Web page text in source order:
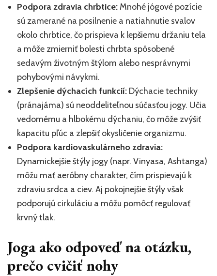
Podpora zdravia chrbtice: Mnohé jógové pozície
sú zamerané na posilnenie a natiahnutie svalov
okolo chrbtice, čo prispieva k lepšiemu držaniu tela
a môže zmierniť bolesti chrbta spôsobené
sedavým životným štýlom alebo nesprávnymi
pohybovými návykmi.
Zlepšenie dýchacích funkcií: Dýchacie techniky
(pránajáma) sú neoddeliteľnou súčasťou jogy. Učia
vedomému a hlbokému dýchaniu, čo môže zvýšiť
kapacitu pľúc a zlepšiť okysličenie organizmu.
Podpora kardiovaskulárneho zdravia:
Dynamickejšie štýly jogy (napr. Vinyasa, Ashtanga)
môžu mať aeróbny charakter, čím prispievajú k
zdraviu srdca a ciev. Aj pokojnejšie štýly však
podporujú cirkuláciu a môžu pomôcť regulovať
krvný tlak.
Joga ako odpoveď na otázku,
prečo cvičiť nohy